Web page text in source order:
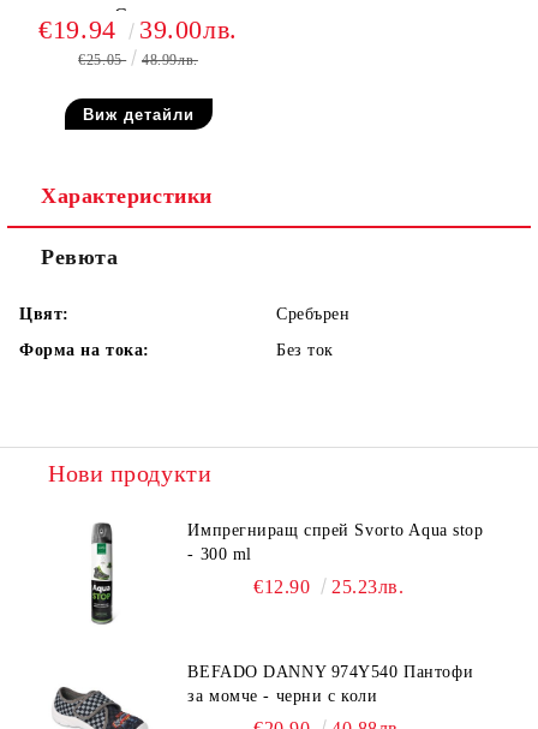
Сини
€19.94 39.00лв.
€25.05 48.99лв.
Виж детайли
Характеристики
Ревюта
Цвят:
Сребърен
Форма на тока:
Без ток
Нови продукти
Импрегниращ спрей Svorto Aqua stop
- 300 ml
€12.90 25.23лв.
BEFADO DANNY 974Y540 Пантофи
за момче - черни с коли